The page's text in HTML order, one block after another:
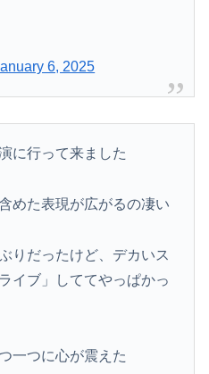
6, 2025
に行って来ました
めた表現が広がるの凄い
りだったけど、デカいス
イブ」しててやっぱかっ
一つに心が震えた